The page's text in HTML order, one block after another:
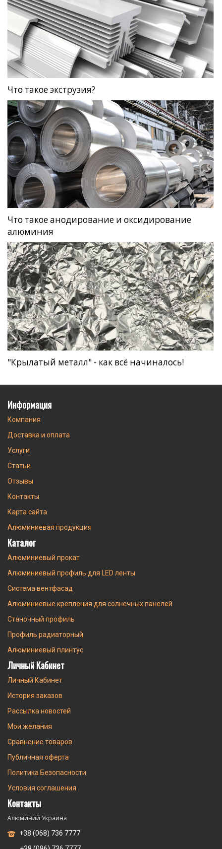
Что такое экструзия?
Что такое анодирование и оксидирование
алюминия
"Крылатый металл" - как всё начиналось!
Информация
Компания
Доставка и оплата
Услуги
Статьи
Отзывы
Контакты
Карта сайта
Алюминиевая продукция
Каталог
Алюминиевый прокат
Алюминиевый профиль для LED ленты
Система вентфасад
Алюминиевые крепления для солнечных панелей
Станочный профиль
Профиль радиаторный
Алюминиевый плинтус
Личный Кабинет
Личный Кабинет
История заказов
Рассылка новостей
Мои желания
Сравнение товаров
Публичная оферта
Политика Безопасности
Условия соглашения
Контакты
Алюминий Украина
+38 (068) 736 7777